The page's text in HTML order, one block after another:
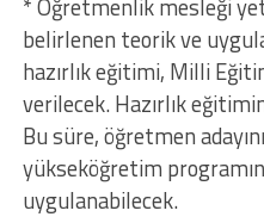
* Öğretmenlik mesleği
belirlenen teorik ve
hazırlık eğitimi, Milli
verilecek. Hazırlık
Bu süre, öğretmen
yükseköğretim
uygulanabilecek.